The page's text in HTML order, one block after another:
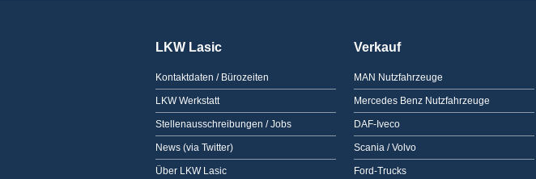
LKW Lasic
Kontaktdaten / Bürozeiten
LKW Werkstatt
Stellenausschreibungen / Jobs
News (via Twitter)
Über LKW Lasic
Verkauf
MAN Nutzfahrzeuge
Mercedes Benz Nutzfahrzeuge
DAF-Iveco
Scania / Volvo
Ford-Trucks